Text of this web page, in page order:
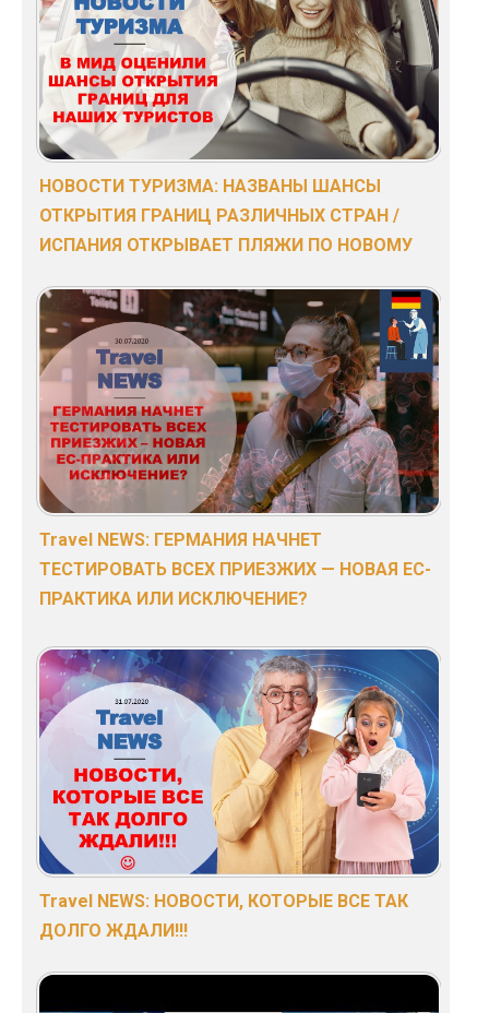
НОВОСТИ ТУРИЗМА: НАЗВАНЫ ШАНСЫ
ОТКРЫТИЯ ГРАНИЦ РАЗЛИЧНЫХ СТРАН /
ИСПАНИЯ ОТКРЫВАЕТ ПЛЯЖИ ПО НОВОМУ
Travel NEWS: ГЕРМАНИЯ НАЧНЕТ
ТЕСТИРОВАТЬ ВСЕХ ПРИЕЗЖИХ — НОВАЯ ЕС-
ПРАКТИКА ИЛИ ИСКЛЮЧЕНИЕ?
Travel NEWS: НОВОСТИ, КОТОРЫЕ ВСЕ ТАК
ДОЛГО ЖДАЛИ!!!